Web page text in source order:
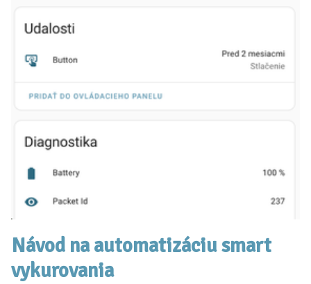
Návod na automatizáciu smart
vykurovania